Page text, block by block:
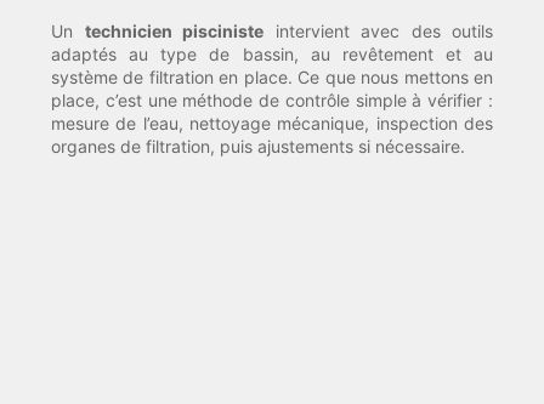
Un technicien pisciniste intervient avec des outils
adaptés au type de bassin, au revêtement et au
système de filtration en place. Ce que nous mettons en
place, c’est une méthode de contrôle simple à vérifier :
mesure de l’eau, nettoyage mécanique, inspection des
organes de filtration, puis ajustements si nécessaire.